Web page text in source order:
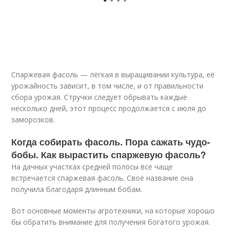
Спаржевая фасоль — лёгкая в выращивании культура, её
урожайность зависит, в том числе, и от правильности
сбора урожая. Стручки следует обрывать каждые
несколько дней, этот процесс продолжается с июля до
заморозков.
Когда собирать фасоль. Пора сажать чудо-
бобы. Как вырастить спаржевую фасоль?
На дачных участках средней полосы всё чаще
встречается спаржевая фасоль. Своё название она
получила благодаря длинным бобам.
Вот основные моменты агротехники, на которые хорошо
бы обратить внимание для получения богатого урожая.